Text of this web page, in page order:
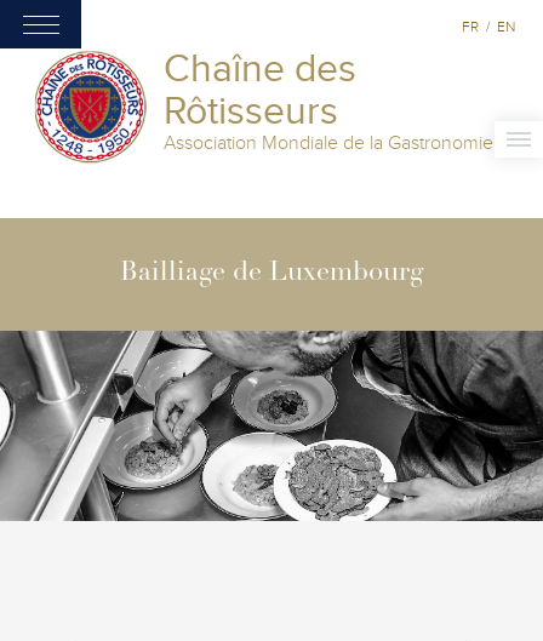
Chaîne des
Rôtisseurs
Association Mondiale de la Gastronomie
FR / EN
Bailliage de Luxembourg